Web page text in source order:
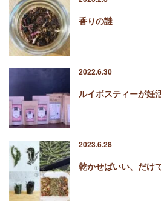
香りの謎
2022.6.30
ルイボスティーが妊
2023.6.28
乾かせばいい、だけ